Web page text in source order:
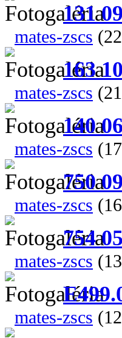
131
mates-zscs
163
mates-zscs
140
mates-zscs
750
mates-zscs
754
mates-zscs
mates-zscs